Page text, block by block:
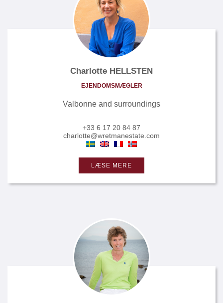
Charlotte HELLSTEN
EJENDOMSMÆGLER
Valbonne and surroundings
+33 6 17 20 84 87
charlotte@wretmanestate.com
LÆSE MERE